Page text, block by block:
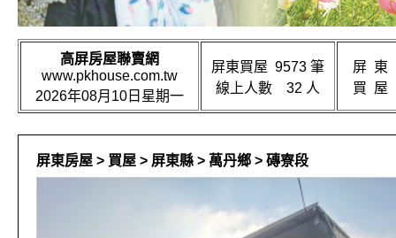
高屏房屋聯賣網
www.pkhouse.com.tw
2026年08月10日星期一
屏東買屋 9573 筆
線上人數 32 人
屏 東
買 屋
屏東房屋 > 買屋 > 屏東縣 > 萬丹鄉 > 磚寮段